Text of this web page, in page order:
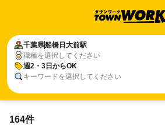
千葉県船橋日大前駅
職種を選択してください
週2・3日からOK
キーワードを選択してください
164件